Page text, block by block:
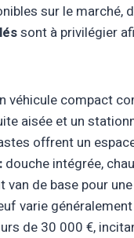
sur le
sont à privilégier
véhicule compact
aisée et un
offrent un
douche intégrée,
van de base pour
varie
de 30 000 €,